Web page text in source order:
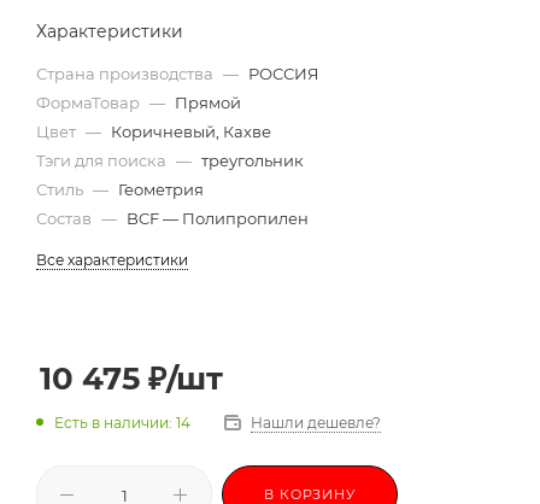
Характеристики
Страна производства — РОССИЯ
ФормаТовар — Прямой
Цвет — Коричневый, Кахве
Тэги для поиска — треугольник
Стиль — Геометрия
Состав — BCF — Полипропилен
Все характеристики
10 475 ₽/шт
Есть в наличии: 14 Нашли дешевле?
В КОРЗИНУ